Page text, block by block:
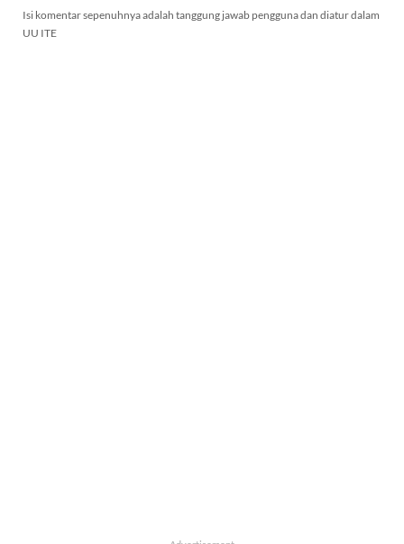
Isi komentar sepenuhnya adalah tanggung jawab pengguna dan diatur dalam
UU ITE